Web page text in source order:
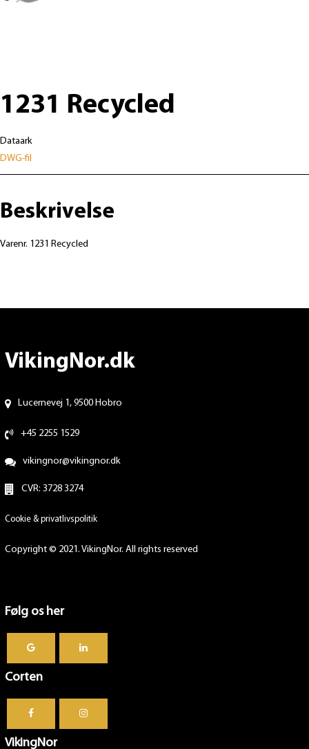
1231 Recycled
Dataark
DWG-fil
Beskrivelse
Varenr. 1231 Recycled
VikingNor.dk
Lucernevej 1, 9500 Hobro
+45 2255 1529
vikingnor@vikingnor.dk
CVR: 3728 3274
Cookie & privatlivspolitik
Copyright © 2021. VikingNor. All rights reserved
Følg os her
Corten
VikingNor